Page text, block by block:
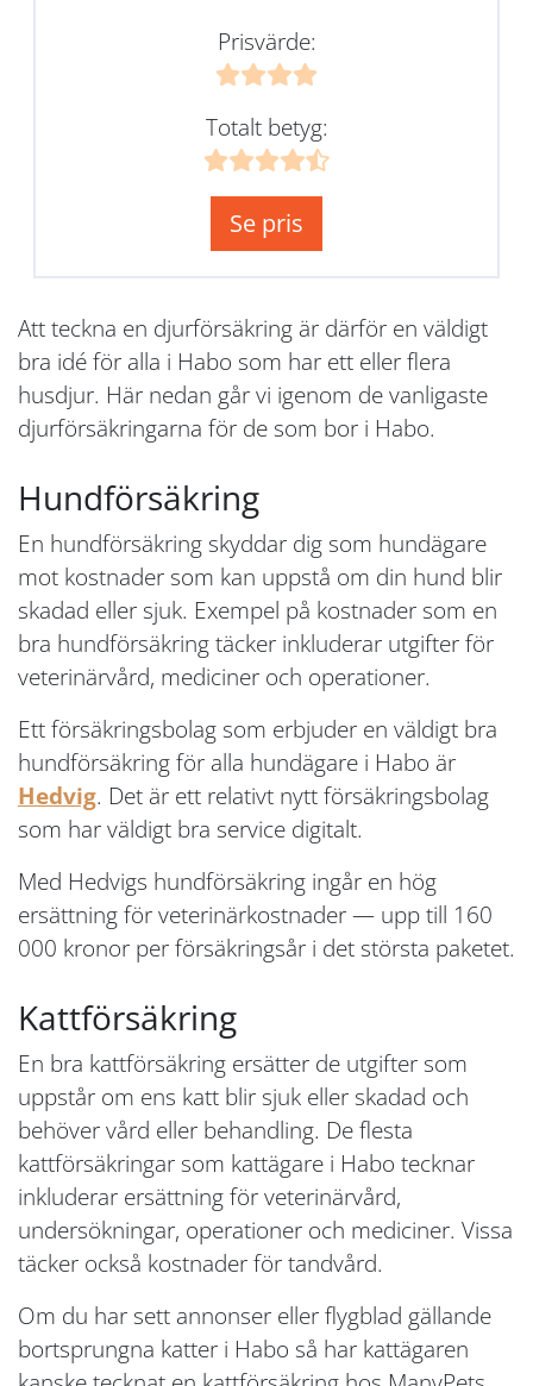
Prisvärde:
Totalt betyg:
Se pris
Att teckna en djurförsäkring är därför en väldigt
bra idé för alla i Habo som har ett eller flera
husdjur. Här nedan går vi igenom de vanligaste
djurförsäkringarna för de som bor i Habo.
Hundförsäkring
En hundförsäkring skyddar dig som hundägare
mot kostnader som kan uppstå om din hund blir
skadad eller sjuk. Exempel på kostnader som en
bra hundförsäkring täcker inkluderar utgifter för
veterinärvård, mediciner och operationer.
Ett försäkringsbolag som erbjuder en väldigt bra
hundförsäkring för alla hundägare i Habo är
Hedvig. Det är ett relativt nytt försäkringsbolag
som har väldigt bra service digitalt.
Med Hedvigs hundförsäkring ingår en hög
ersättning för veterinärkostnader — upp till 160
000 kronor per försäkringsår i det största paketet.
Kattförsäkring
En bra kattförsäkring ersätter de utgifter som
uppstår om ens katt blir sjuk eller skadad och
behöver vård eller behandling. De flesta
kattförsäkringar som kattägare i Habo tecknar
inkluderar ersättning för veterinärvård,
undersökningar, operationer och mediciner. Vissa
täcker också kostnader för tandvård.
Om du har sett annonser eller flygblad gällande
bortsprungna katter i Habo så har kattägaren